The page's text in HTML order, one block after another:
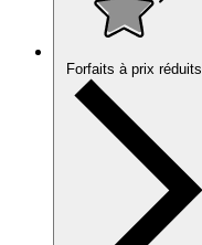
Forfaits à prix réduits